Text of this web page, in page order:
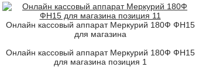
Онлайн кассовый аппарат Меркурий 180Ф ФН15
для магазина
Онлайн кассовый аппарат Меркурий 180Ф ФН15
для магазина позиция 1